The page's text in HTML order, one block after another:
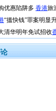
优惠陷阱多 香港旅
“搵快钱”罪案明显
清华明年免试招收